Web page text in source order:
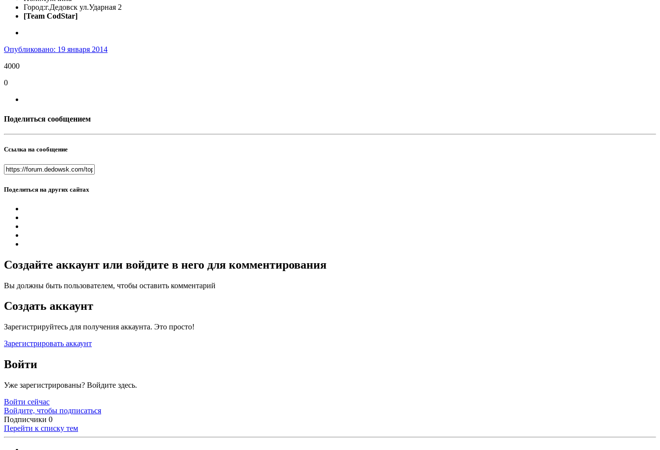
Город:г.Дедовск ул.Ударная 2
[Team CodStar]
Опубликовано: 19 января 2014
4000
0
Поделиться сообщением
Ссылка на сообщение
Поделиться на других сайтах
Создайте аккаунт или войдите в него для комментирования
Вы должны быть пользователем, чтобы оставить комментарий
Создать аккаунт
Зарегистрируйтесь для получения аккаунта. Это просто!
Зарегистрировать аккаунт
Войти
Уже зарегистрированы? Войдите здесь.
Войти сейчас
Войдите, чтобы подписаться
Подписчики 0
Перейти к списку тем